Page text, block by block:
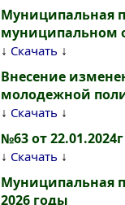
Муниципальная
муниципальном
↓ Скачать ↓
Внесение
молодежной
↓ Скачать ↓
№63 от
↓ Скачать ↓
Муниципальная
2026 годы